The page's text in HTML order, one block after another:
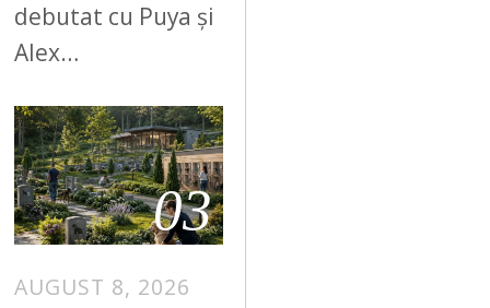
debutat cu Puya și
Alex…
03
AUGUST 8, 2026